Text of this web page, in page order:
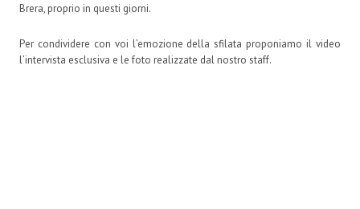
Brera, proprio in questi giorni.
Per condividere con voi l’emozione della sfilata proponiamo il video
l’intervista esclusiva e le foto realizzate dal nostro staff.